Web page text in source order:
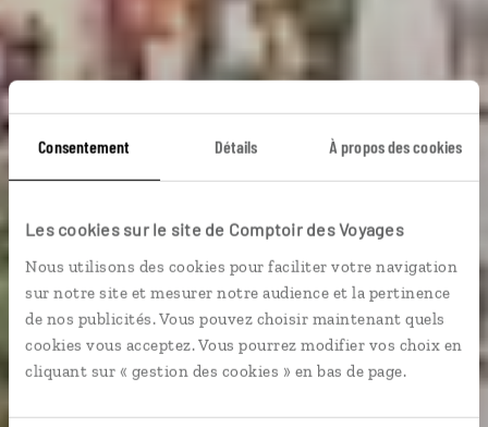
Consentement Détails À propos des cookies
Les cookies sur le site de Comptoir des Voyages
Nous utilisons des cookies pour faciliter votre navigation
sur notre site et mesurer notre audience et la pertinence
de nos publicités. Vous pouvez choisir maintenant quels
cookies vous acceptez. Vous pourrez modifier vos choix en
cliquant sur « gestion des cookies » en bas de page.
Monts et Merveilles
Circuit autotour Allemagne : Munich et châteaux de
Bavière.
Grands sites